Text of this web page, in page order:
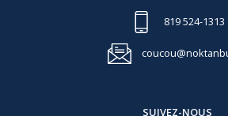
819 524-1313
SUIVEZ-NOUS